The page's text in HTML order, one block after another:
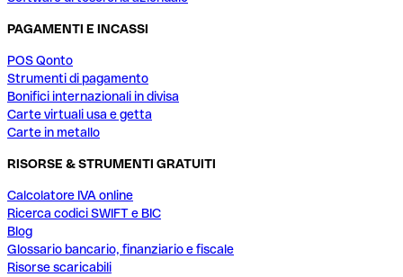
PAGAMENTI E INCASSI
POS Qonto
Strumenti di pagamento
Bonifici internazionali in divisa
Carte virtuali usa e getta
Carte in metallo
RISORSE & STRUMENTI GRATUITI
Calcolatore IVA online
Ricerca codici SWIFT e BIC
Blog
Glossario bancario, finanziario e fiscale
Risorse scaricabili